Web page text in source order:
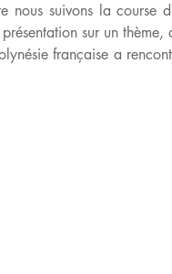
nous suivons la course
sur un
française a